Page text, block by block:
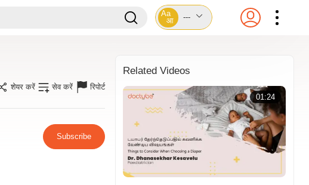
Aa
आ
---
शेयर करें सेव करें रिपोर्ट
Subscribe
Related Videos
01:24